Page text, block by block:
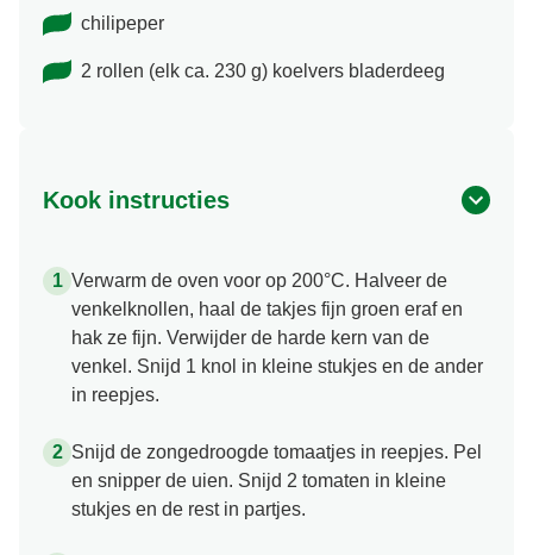
chilipeper
2 rollen (elk ca. 230 g) koelvers bladerdeeg
Kook instructies
Verwarm de oven voor op 200°C. Halveer de
venkelknollen, haal de takjes fijn groen eraf en
hak ze fijn. Verwijder de harde kern van de
venkel. Snijd 1 knol in kleine stukjes en de ander
in reepjes.
Snijd de zongedroogde tomaatjes in reepjes. Pel
en snipper de uien. Snijd 2 tomaten in kleine
stukjes en de rest in partjes.